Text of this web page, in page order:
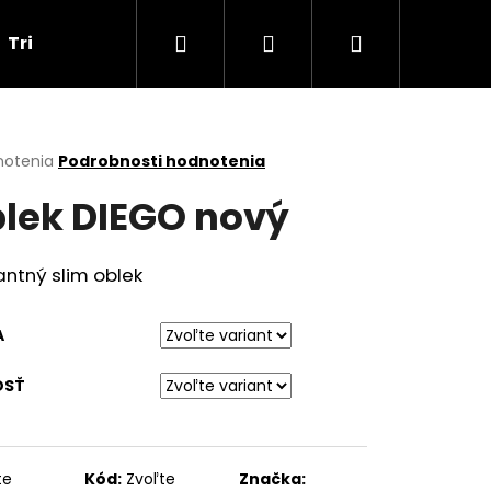
Tričká Darčekové poukážky
Hľadať PrihlásenieNákupný
Podrobnosti hodnotenia
DIEGO nový
slim oblek
Kód: Zvoľte
Značka: